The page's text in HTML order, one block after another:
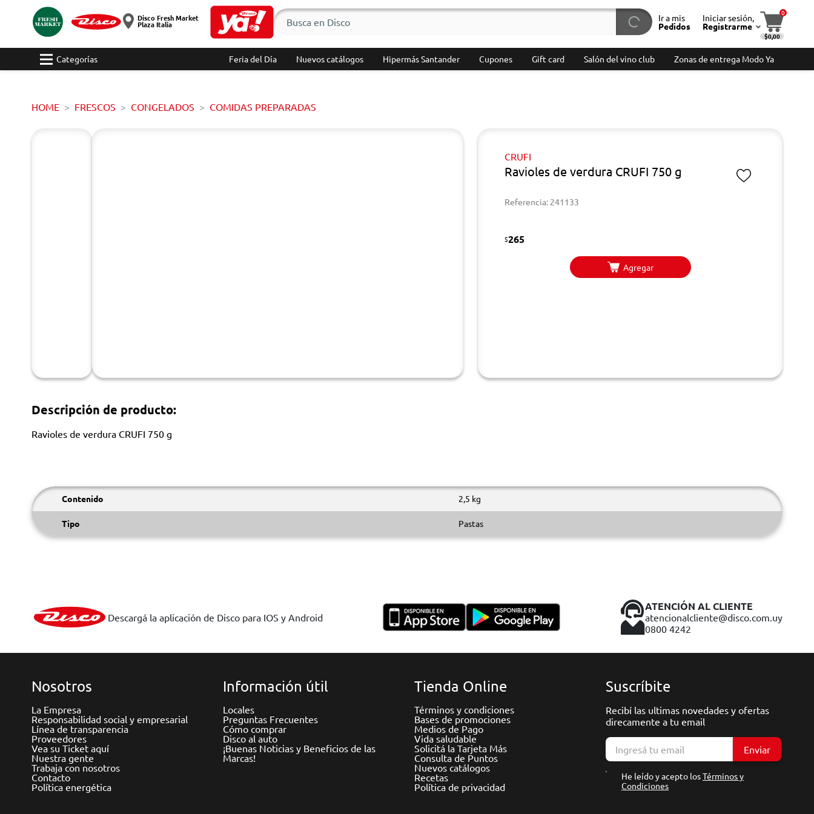
Disco Fresh Market
Plaza Italia
Ir a mis
Pedidos
Iniciar sesión,
Registrarme
0
$0,00
Categorías Feria del Día Nuevos catálogos Hipermás Santander Cupones Gift card Salón del vino club Zonas de entrega Modo Ya
HOME FRESCOS CONGELADOS COMIDAS PREPARADAS
CRUFI
Ravioles de verdura CRUFI 750 g
Referencia: 241133
$265
Agregar
Descripción de producto:
Ravioles de verdura CRUFI 750 g
Contenido 2,5 kg
Tipo Pastas
Descargá la aplicación de Disco para IOS y Android
ATENCIÓN AL CLIENTE
atencionalcliente@disco.com.uy
0800 4242
Nosotros
La Empresa
Responsabilidad social y empresarial
Línea de transparencia
Proveedores
Vea su Ticket aquí
Nuestra gente
Trabaja con nosotros
Contacto
Política energética
Información útil
Locales
Preguntas Frecuentes
Cómo comprar
Disco al auto
¡Buenas Noticias y Beneficios de las
Marcas!
Tienda Online
Términos y condiciones
Bases de promociones
Medios de Pago
Vida saludable
Solicitá la Tarjeta Más
Consulta de Puntos
Nuevos catálogos
Recetas
Política de privacidad
Suscríbite
Recibí las ultimas novedades y ofertas
direcamente a tu email
Enviar
He leído y acepto losTérminos y
Condiciones